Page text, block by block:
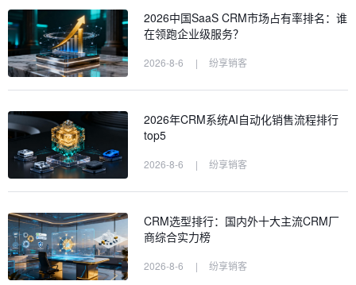
2026中国SaaS CRM市场占有率排名：谁
在领跑企业级服务？
2026-8-6 | 纷享销客
2026年CRM系统AI自动化销售流程排行
top5
2026-8-6 | 纷享销客
CRM选型排行：国内外十大主流CRM厂
商综合实力榜
2026-8-6 | 纷享销客